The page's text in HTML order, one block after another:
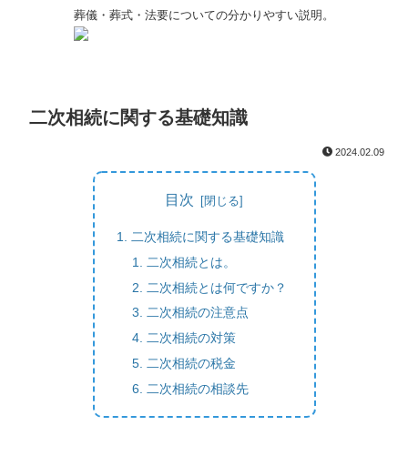
葬儀・葬式・法要についての分かりやすい説明。
二次相続に関する基礎知識
2024.02.09
目次
二次相続に関する基礎知識
二次相続とは。
二次相続とは何ですか？
二次相続の注意点
二次相続の対策
二次相続の税金
二次相続の相談先